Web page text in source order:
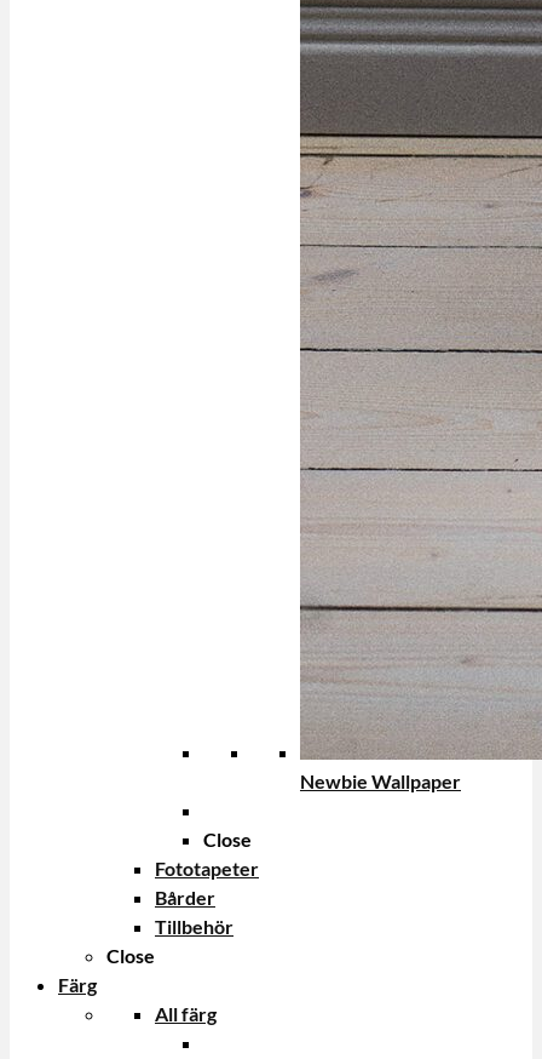
Newbie Wallpaper
Close
Fototapeter
Bårder
Tillbehör
Close
Färg
All färg